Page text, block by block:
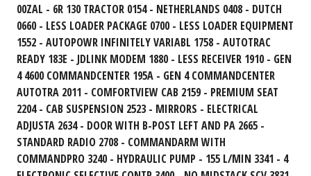
00ZAL - 6R 130 TRACTOR 0154 - NETHERLANDS 0408 - DUTCH
0660 - LESS LOADER PACKAGE 0700 - LESS LOADER EQUIPMENT
1552 - AUTOPOWR INFINITELY VARIABL 1758 - AUTOTRAC
READY 183E - JDLINK MODEM 1880 - LESS RECEIVER 1910 - GEN
4 4600 COMMANDCENTER 195A - GEN 4 COMMANDCENTER
AUTOTRA 2011 - COMFORTVIEW CAB 2159 - PREMIUM SEAT
2204 - CAB SUSPENSION 2523 - MIRRORS - ELECTRICAL
ADJUSTA 2634 - DOOR WITH B-POST LEFT AND PA 2665 -
STANDARD RADIO 2708 - COMMANDARM WITH
COMMANDPRO 3240 - HYDRAULIC PUMP - 155 L/MIN 3341 - 4